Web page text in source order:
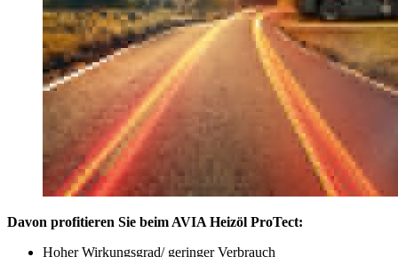
Davon profitieren Sie beim AVIA Heizöl ProTect:
Hoher Wirkungsgrad/ geringer Verbrauch